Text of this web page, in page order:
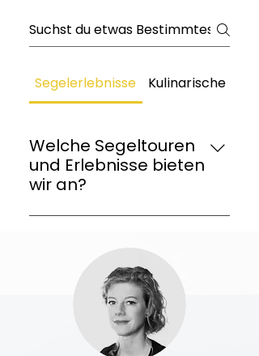
Segelerlebnisse Kulinarische
Welche Segeltouren
und Erlebnisse bieten
wir an?
Wir bieten eine Vielzahl von
darunter romantische Dinner-
Törns, Tagesausflüge und
Segeltrainings. Besonders
beliebt ist unsere Tapas- und
Wein-Tour, die von 11 bis 15 Uhr